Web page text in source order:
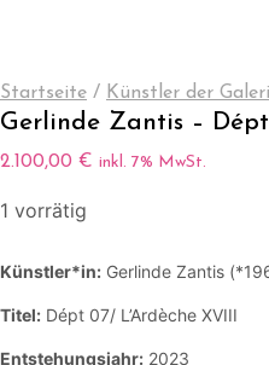
Startseite / Künstler der
Gerlinde Zantis – Dépt
2.100,00 € inkl. 7% MwSt.
1 vorrätig
Künstler*in: Gerlinde Zantis
Titel: Dépt 07/ L’Ardèche XVIII
Entstehungsjahr: 2023